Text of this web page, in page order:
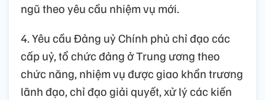
ngũ theo yêu cầu nhiệm vụ mới.
4. Yêu cầu Đảng uỷ Chính phủ chỉ đạo các
cấp uỷ, tổ chức đảng ở Trung ương theo
chức năng, nhiệm vụ được giao khẩn trương
lãnh đạo, chỉ đạo giải quyết, xử lý các kiến